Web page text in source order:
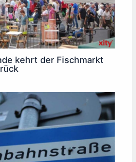
kehrt der Fischmarkt